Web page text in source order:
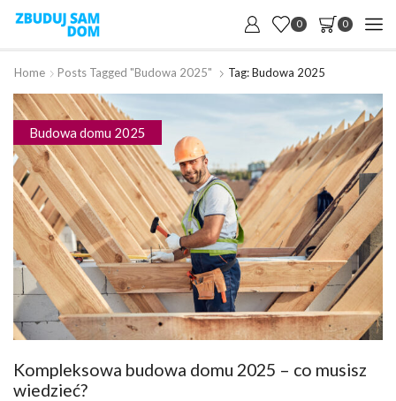
0 0
Home Posts Tagged "budowa 2025" Tag: Budowa 2025
Budowa domu 2025
Kompleksowa budowa domu 2025 – co musisz
wiedzieć?